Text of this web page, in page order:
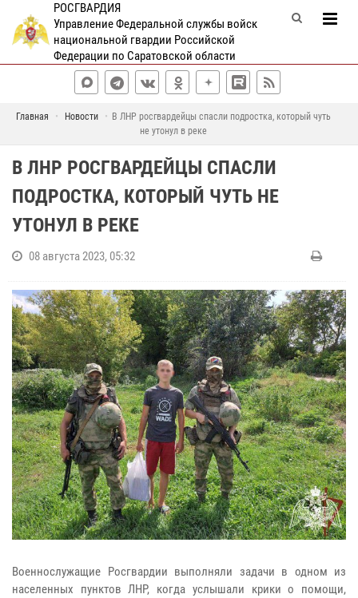
РОСГВАРДИЯ
Управление Федеральной службы войск
национальной гвардии Российской
Федерации по Саратовской области
Главная Новости
В ЛНР росгвардейцы спасли подростка, который чуть
не утонул в реке
В ЛНР РОСГВАРДЕЙЦЫ СПАСЛИ
ПОДРОСТКА, КОТОРЫЙ ЧУТЬ НЕ
УТОНУЛ В РЕКЕ
08 августа 2023, 05:32
Военнослужащие Росгвардии выполняли задачи в одном из
населенных пунктов ЛНР, когда услышали крики о помощи,